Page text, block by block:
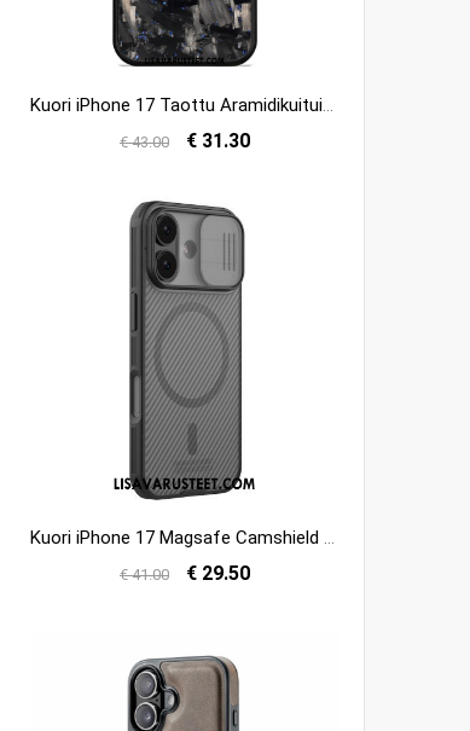
Kuori iPhone 17 Taottu Aramidikuituinen Magsafe Suojakuori
€ 43.00 € 31.30
€ 41.00 € 29.50